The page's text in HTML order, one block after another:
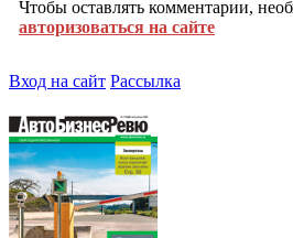
Чтобы оставлять комментарии,
авторизоваться на сайте
Вход на сайт Рассылка